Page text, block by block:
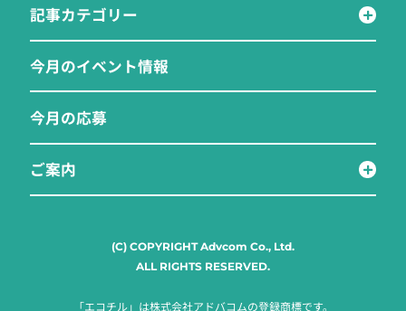
記事カテゴリー
今月のイベント情報
今月の応募
ご案内
(C) COPYRIGHT Advcom Co., Ltd.
ALL RIGHTS RESERVED.
「エコチル」は株式会社アドバコムの登録商標です。